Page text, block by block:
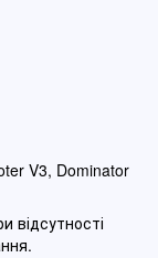
V3, Dominator
відсутності